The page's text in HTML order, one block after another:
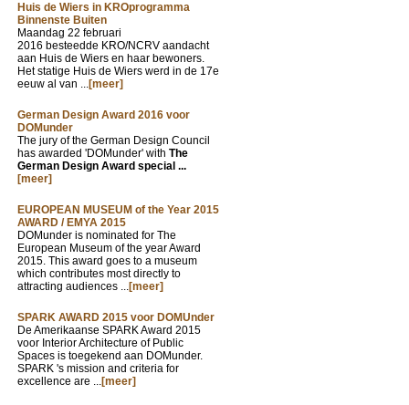
Huis de Wiers in KROprogramma
Binnenste Buiten
Maandag 22 februari
2016 besteedde KRO/NCRV aandacht
aan Huis de Wiers en haar bewoners.
Het statige Huis de Wiers werd in de 17e
eeuw al van ...[meer]
German Design Award 2016 voor
DOMunder
The jury of the German Design Council
has awarded 'DOMunder' with The
German Design Award special ...
[meer]
EUROPEAN MUSEUM of the Year 2015
AWARD / EMYA 2015
DOMunder is nominated for The
European Museum of the year Award
2015. This award goes to a museum
which contributes most directly to
attracting audiences ...[meer]
SPARK AWARD 2015 voor DOMUnder
De Amerikaanse SPARK Award 2015
voor Interior Architecture of Public
Spaces is toegekend aan DOMunder.
SPARK 's mission and criteria for
excellence are ...[meer]